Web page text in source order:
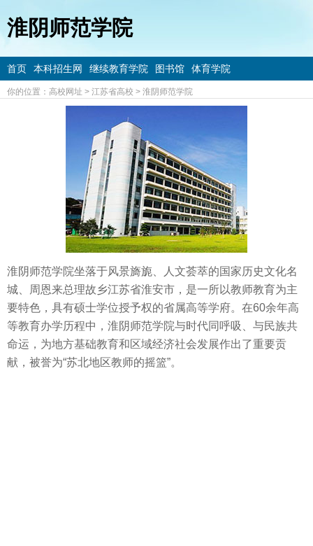
淮阴师范学院
首页 本科招生网 继续教育学院 图书馆 体育学院
你的位置： 高校网址 > 江苏省高校 > 淮阴师范学院
淮阴师范学院坐落于风景旖旎、人文荟萃的国家历史文化名
城、周恩来总理故乡江苏省淮安市，是一所以教师教育为主
要特色，具有硕士学位授予权的省属高等学府。在60余年高
等教育办学历程中，淮阴师范学院与时代同呼吸、与民族共
命运，为地方基础教育和区域经济社会发展作出了重要贡
献，被誉为“苏北地区教师的摇篮”。